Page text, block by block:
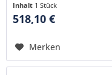
Inhalt 1 Stück
518,10 €
Merken